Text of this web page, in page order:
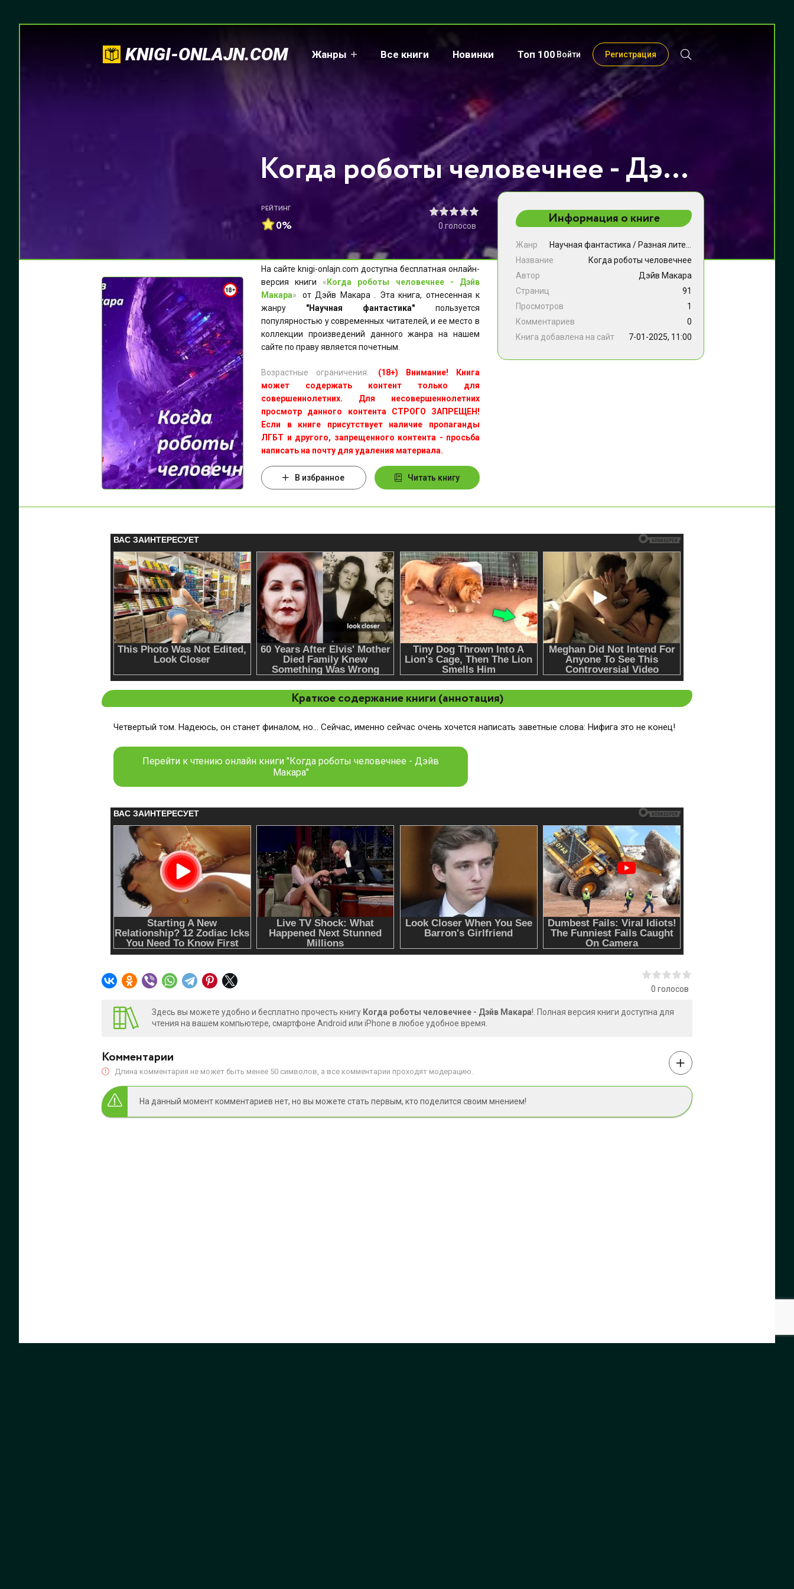
KNIGI-ONLAJN.COM Жанры Все книги Новинки Топ 100 Войти Регистрация
Когда роботы человечнее - Дэйв Макара
РЕЙТИНГ
0% 0 голосов
На сайте knigi-onlajn.com доступна бесплатная онлайн-
версия книги « Когда роботы человечнее - Дэйв
Макара»
от Дэйв Макара . Эта книга, отнесенная к
жанру "Научная фантастика" пользуется
популярностью у современных читателей, и ее место в
коллекции произведений данного жанра на нашем
сайте по праву является почетным.
Возрастные ограничения:
(18+) Внимание! Книга
может содержать контент только для
совершеннолетних. Для несовершеннолетних
просмотр данного контента СТРОГО ЗАПРЕЩЕН!
Если в книге присутствует наличие пропаганды
ЛГБТ и другого, запрещенного контента - просьба
написать на почту для удаления материала.
В избранное Читать книгу
Информация о книге
Жанр Научная фантастика / Разная литература
Название
Когда роботы человечнее
Автор
Дэйв Макара
Страниц
91
Просмотров
1
Комментариев
0
Книга добавлена на сайт
7-01-2025, 11:00
Краткое содержание книги (аннотация)
Четвертый том. Надеюсь, он станет финалом, но... Сейчас, именно сейчас очень хочется написать заветные слова: Нифига это не конец!
Перейти к чтению онлайн книги "Когда роботы человечнее - Дэйв
Макара"
0 голосов
Здесь вы можете удобно и бесплатно прочесть книгу Когда роботы человечнее - Дэйв Макара!. Полная версия книги доступна для
чтения на вашем компьютере, смартфоне Android или iPhone в любое удобное время.
Комментарии
Длина комментария не может быть менее 50 символов, а все комментарии проходят модерацию.
На данный момент комментариев нет, но вы можете стать первым, кто поделится своим мнением!